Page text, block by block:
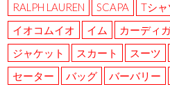
RALPH LAUREN SCAPA Tシャ
イオコムイオ
イム カーディ
ジャケット
スカート スーツ
セーター
バッグ バーバリー